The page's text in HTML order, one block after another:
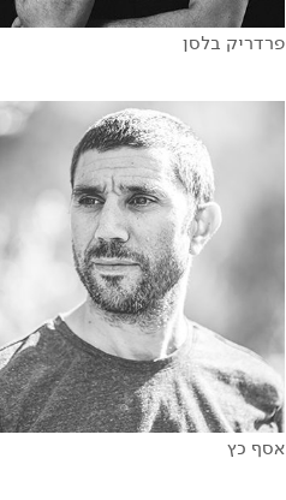
פרדריק בלסן
לחשוב כמו ילד.ה
אסף כץ